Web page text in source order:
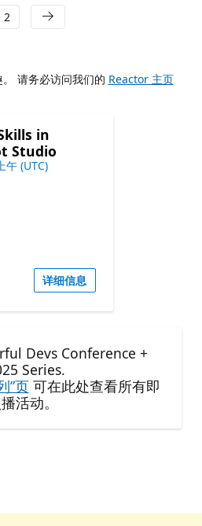
2
请务必访问我们的 Reactor 主页
in
Studio
(UTC)
详细信息
Devs Conference +
Series.
”页可在此处查看所有即
活动。